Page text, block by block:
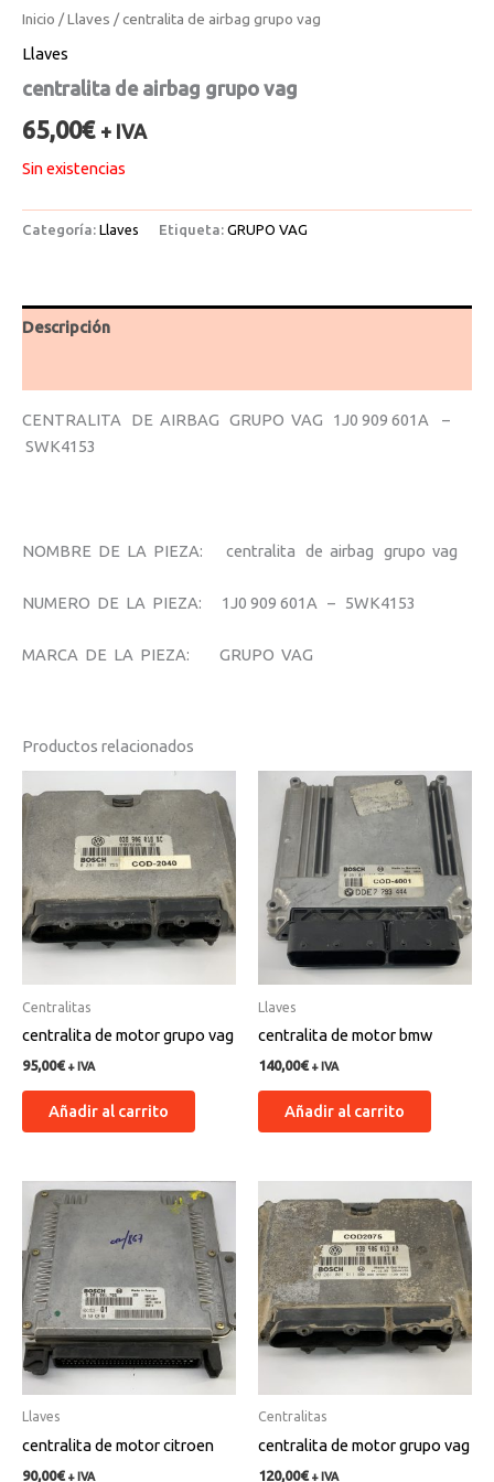
Inicio /Llaves / centralita de airbag grupo vag
Llaves
centralita de airbag grupo vag
65,00€ + IVA
Sin existencias
Categoría: Llaves Etiqueta: GRUPO VAG
Descripción
CENTRALITA DE AIRBAG GRUPO VAG 1J0 909 601A –
SWK4153
NOMBRE DE LA PIEZA: centralita de airbag grupo vag
NUMERO DE LA PIEZA: 1J0 909 601A – 5WK4153
MARCA DE LA PIEZA: GRUPO VAG
Productos relacionados
Centralitas
centralita de motor grupo vag
95,00€ + IVA
Añadir al carrito
Llaves
centralita de motor bmw
140,00€ + IVA
Añadir al carrito
Llaves
centralita de motor citroen
90,00€ + IVA
Centralitas
centralita de motor grupo vag
120,00€ + IVA